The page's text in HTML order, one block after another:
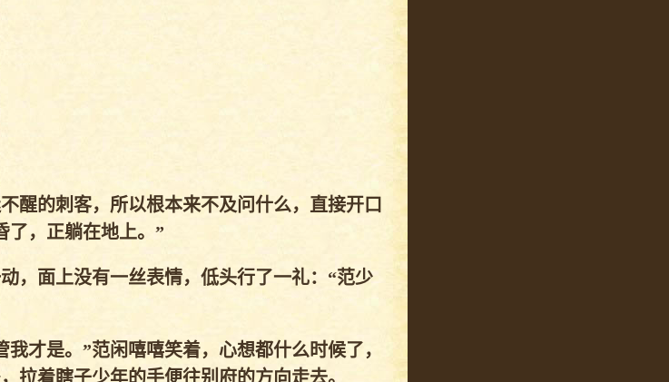
醒的刺客，所以根本来不及问什么，直接开口
了，正躺在地上。”
，面上没有一丝表情，低头行了一礼：“范少
才是。”范闲嘻嘻笑着，心想都什么时候了，
拉着瞎子少年的手便往别府的方向走去。